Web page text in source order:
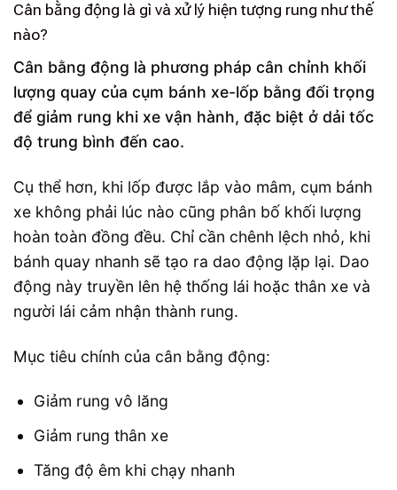
Cân bằng động là gì và xử lý hiện tượng rung như thế
nào?
Cân bằng động là phương pháp cân chỉnh khối
lượng quay của cụm bánh xe-lốp bằng đối trọng
để giảm rung khi xe vận hành, đặc biệt ở dải tốc
độ trung bình đến cao.
Cụ thể hơn, khi lốp được lắp vào mâm, cụm bánh
xe không phải lúc nào cũng phân bố khối lượng
hoàn toàn đồng đều. Chỉ cần chênh lệch nhỏ, khi
bánh quay nhanh sẽ tạo ra dao động lặp lại. Dao
động này truyền lên hệ thống lái hoặc thân xe và
người lái cảm nhận thành rung.
Mục tiêu chính của cân bằng động:
Giảm rung vô lăng
Giảm rung thân xe
Tăng độ êm khi chạy nhanh